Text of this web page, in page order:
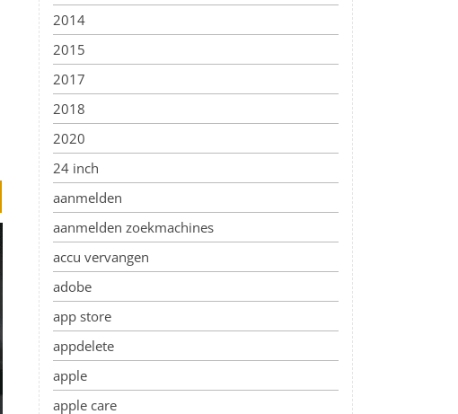
2014
2015
2017
2018
2020
24 inch
aanmelden
aanmelden zoekmachines
accu vervangen
adobe
app store
appdelete
apple
apple care